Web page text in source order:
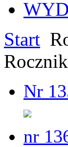
Start
Nr
nr